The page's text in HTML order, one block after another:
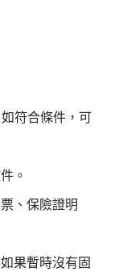
符合條件，可
。
、保險證明
果暫時沒有固